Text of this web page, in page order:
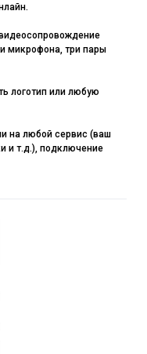
микрофона, три пары
логотип или любую
на любой сервис (ваш
и т.д.), подключение